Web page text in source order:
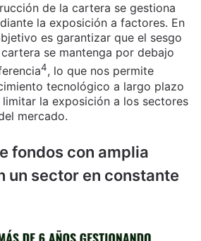
de la cartera se gestiona
la exposición a factores. En
es garantizar que el sesgo
se mantenga por debajo
4, lo que nos permite
tecnológico a largo plazo
la exposición a los sectores
mercado.
fondos con amplia
un sector en constante